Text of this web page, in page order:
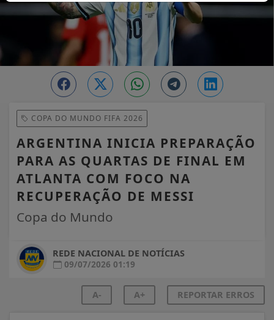
COPA DO MUNDO FIFA 2026
ARGENTINA INICIA PREPARAÇÃO
PARA AS QUARTAS DE FINAL EM
ATLANTA COM FOCO NA
RECUPERAÇÃO DE MESSI
Copa do Mundo
REDE NACIONAL DE NOTÍCIAS
09/07/2026 01:19
A- A+ REPORTAR ERROS